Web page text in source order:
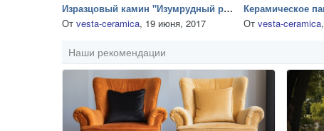
Изразцовый камин "Изумрудный риф"
От vesta-ceramica, 19 июня, 2017
От vesta-ceramica,
Наши рекомендации